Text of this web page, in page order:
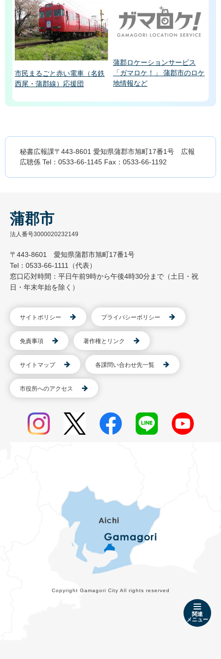
関連
メニュー
市民まるごと赤い電車（名鉄
西尾・蒲郡線）応援団
蒲郡ロケーションサービス
「ガマロケ！」 蒲郡市のロケ
地情報など
秘書広報課〒443-8601 愛知県蒲郡市旭町17番1号 広報
広聴係 Tel：0533-66-1145 Fax：0533-66-1192
蒲郡市
法人番号3000020232149
〒443-8601 愛知県蒲郡市旭町17番1号
Tel：0533-66-1111（代表）
窓口応対時間：平日午前9時から午後4時30分まで（土日・祝
日・年末年始を除く）
サイトポリシー プライバシーポリシー
免責事項 著作権とリンク
サイトマップ 各課問い合わせ先一覧
市役所へのアクセス
Copyright Gamagori City All rights reserved